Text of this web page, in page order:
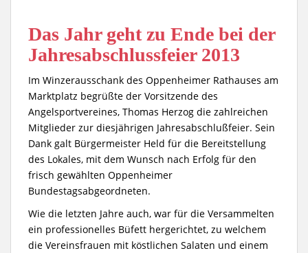
Das Jahr geht zu Ende bei der
Jahresabschlussfeier 2013
Im Winzerausschank des Oppenheimer Rathauses am
Marktplatz begrüßte der Vorsitzende des
Angelsportvereines, Thomas Herzog die zahlreichen
Mitglieder zur diesjährigen Jahresabschlußfeier. Sein
Dank galt Bürgermeister Held für die Bereitstellung
des Lokales, mit dem Wunsch nach Erfolg für den
frisch gewählten Oppenheimer
Bundestagsabgeordneten.
Wie die letzten Jahre auch, war für die Versammelten
ein professionelles Büfett hergerichtet, zu welchem
die Vereinsfrauen mit köstlichen Salaten und einem